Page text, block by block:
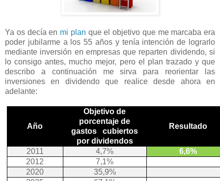
Ya os decía en mi plan que el objetivo que me marcaba era
poder jubilarme a los 55 años y tenía intención de lograrlo
mediante inversión en empresas que reparten dividendo, si
lo consigo antes, mucho mejor, pero el plan trazado y que
describo a continuación me sirva para reorientar las
inversiones en dividendo que realice desde ahora en
adelante:
Año
Objetivo de
porcentaje de
gastos cubiertos
por dividendos
Resultado
2011 4,7%
6,6%
2012
7,1%
2020
35,9%